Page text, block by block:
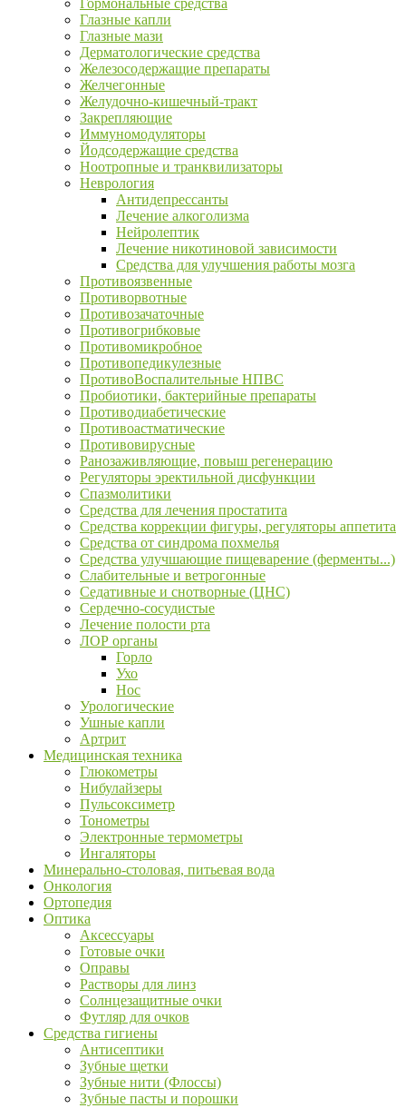
Гормональные средства
Глазные капли
Глазные мази
Дерматологические средства
Железосодержащие препараты
Желчегонные
Желудочно-кишечный-тракт
Закрепляющие
Иммуномодуляторы
Йодсодержащие средства
Ноотропные и транквилизаторы
Неврология
Антидепрессанты
Лечение алкоголизма
Нейролептик
Лечение никотиновой зависимости
Средства для улучшения работы мозга
Противоязвенные
Противорвотные
Противозачаточные
Противогрибковые
Противомикробное
Противопедикулезные
ПротивоВоспалительные НПВС
Пробиотики, бактерийные препараты
Противодиабетические
Противоастматические
Противовирусные
Ранозаживляющие, повыш регенерацию
Регуляторы эректильной дисфункции
Спазмолитики
Средства для лечения простатита
Средства коррекции фигуры, регуляторы аппетита
Средства от синдрома похмелья
Средства улучшающие пищеварение (ферменты...)
Слабительные и ветрогонные
Седативные и снотворные (ЦНС)
Сердечно-сосудистые
Лечение полости рта
ЛОР органы
Горло
Ухо
Нос
Урологические
Ушные капли
Артрит
Медицинская техника
Глюкометры
Нибулайзеры
Пульсоксиметр
Тонометры
Электронные термометры
Ингаляторы
Минерально-столовая, питьевая вода
Онкология
Ортопедия
Оптика
Аксессуары
Готовые очки
Оправы
Растворы для линз
Солнцезащитные очки
Футляр для очков
Средства гигиены
Антисептики
Зубные щетки
Зубные нити (Флоссы)
Зубные пасты и порошки